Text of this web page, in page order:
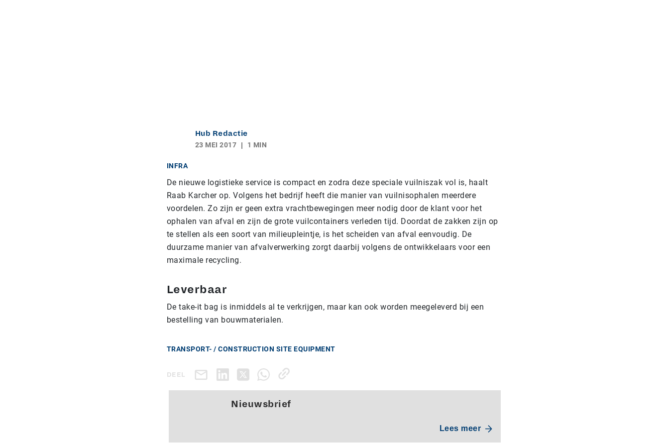
Hub Redactie
23 MEI 2017
1 MIN
INFRA
De nieuwe logistieke service is compact en zodra deze speciale vuilniszak vol is, haalt
Raab Karcher op. Volgens het bedrijf heeft die manier van vuilnisophalen meerdere
voordelen. Zo zijn er geen extra vrachtbewegingen meer nodig door de klant voor het
ophalen van afval en zijn de grote vuilcontainers verleden tijd. Doordat de zakken zijn op
te stellen als een soort van milieupleintje, is het scheiden van afval eenvoudig. De
duurzame manier van afvalverwerking zorgt daarbij volgens de ontwikkelaars voor een
maximale recycling.
Leverbaar
De take-it bag is inmiddels al te verkrijgen, maar kan ook worden meegeleverd bij een
bestelling van bouwmaterialen.
TRANSPORT- / CONSTRUCTION SITE EQUIPMENT
DEEL
Nieuwsbrief
Lees meer